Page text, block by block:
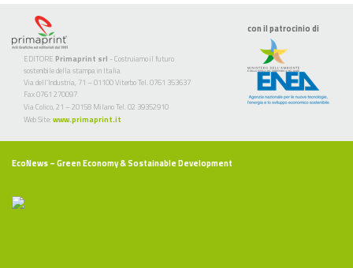
EDITORE Primaprint srl - Costruiamo il futuro
sostenibile della stampa in Italia
Via dell’Industria, 71 – 01100 Viterbo Tel. 0761 353637
Fax 0761 270097
Via Colico, 21 – 20158 Milano Tel. 02 39352910
Web Site: www.primaprint.it
con il patrocinio di
EcoNews– Green Economy & Sostainable Development